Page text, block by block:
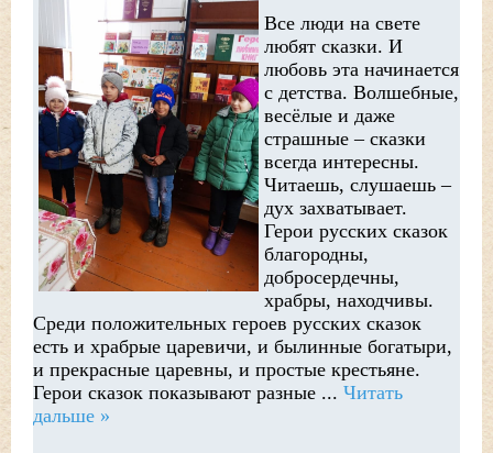
Все люди на свете
любят сказки. И
любовь эта начинается
с детства. Волшебные,
весёлые и даже
страшные – сказки
всегда интересны.
Читаешь, слушаешь –
дух захватывает.
Герои русских сказок
благородны,
добросердечны,
храбры, находчивы.
Среди положительных героев русских сказок
есть и храбрые царевичи, и былинные богатыри,
и прекрасные царевны, и простые крестьяне.
Герои сказок показывают разные ... Читать
дальше »